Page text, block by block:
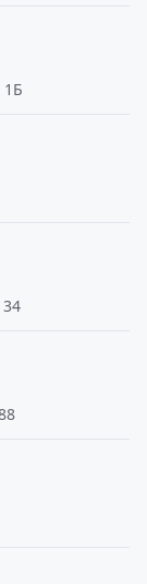
1Б